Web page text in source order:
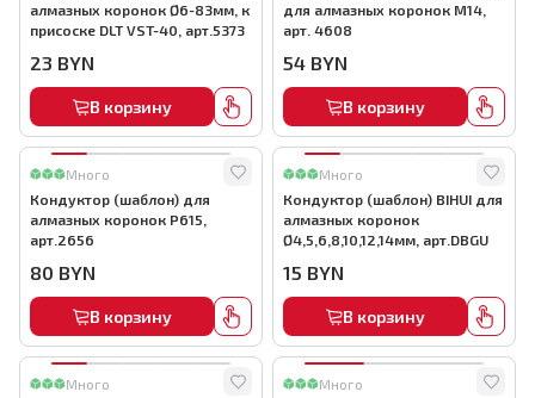
алмазных коронок Ø6-83мм, к
присоске DLT VST-40, арт.5373
23 BYN
В корзину
для алмазных коронок М14,
арт. 4608
54 BYN
В корзину
Много
Кондуктор (шаблон) для
алмазных коронок P615,
арт.2656
80 BYN
В корзину
Много
Кондуктор (шаблон) BIHUI для
алмазных коронок
Ø4,5,6,8,10,12,14мм, арт.DBGU
15 BYN
В корзину
Много
Много